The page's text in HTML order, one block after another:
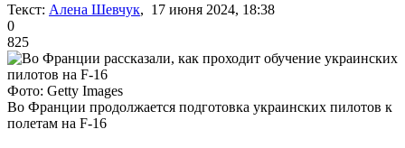
Текст: Алена Шевчук, 17 июня 2024, 18:38
0
825
Фото: Getty Images
Во Франции продолжается подготовка украинских пилотов к
полетам на F-16